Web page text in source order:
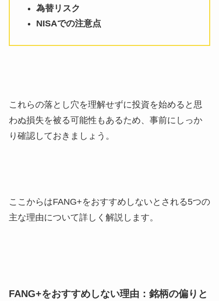
為替リスク
NISAでの注意点
これらの落とし穴を理解せずに投資を始めると思
わぬ損失を被る可能性もあるため、事前にしっか
り確認しておきましょう。
ここからはFANG+をおすすめしないとされる5つの
主な理由について詳しく解説します。
FANG+をおすすめしない理由：銘柄の偏りと